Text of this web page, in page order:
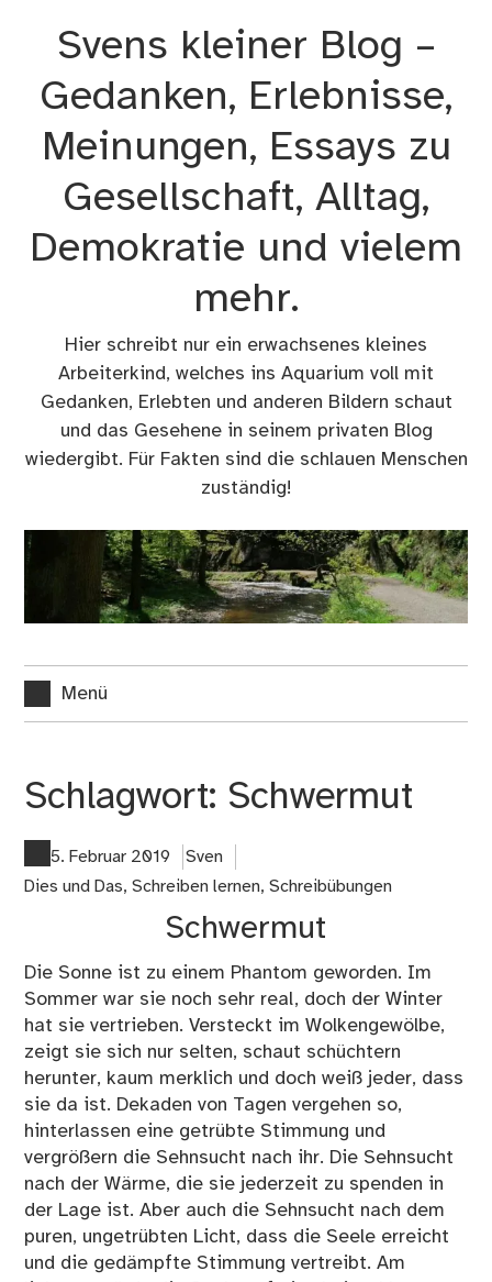
Svens kleiner Blog –
Gedanken, Erlebnisse,
Meinungen, Essays zu
Gesellschaft, Alltag,
Demokratie und vielem
mehr.
Hier schreibt nur ein erwachsenes kleines
Arbeiterkind, welches ins Aquarium voll mit
Gedanken, Erlebten und anderen Bildern schaut
und das Gesehene in seinem privaten Blog
wiedergibt. Für Fakten sind die schlauen Menschen
zuständig!
Menü
Schlagwort: Schwermut
5. Februar 2019
Sven
Dies und Das,Schreiben lernen,Schreibübungen
Schwermut
Die Sonne ist zu einem Phantom geworden. Im
Sommer war sie noch sehr real, doch der Winter
hat sie vertrieben. Versteckt im Wolkengewölbe,
zeigt sie sich nur selten, schaut schüchtern
herunter, kaum merklich und doch weiß jeder, dass
sie da ist. Dekaden von Tagen vergehen so,
hinterlassen eine getrübte Stimmung und
vergrößern die Sehnsucht nach ihr. Die Sehnsucht
nach der Wärme, die sie jederzeit zu spenden in
der Lage ist. Aber auch die Sehnsucht nach dem
puren, ungetrübten Licht, dass die Seele erreicht
und die gedämpfte Stimmung vertreibt. Am